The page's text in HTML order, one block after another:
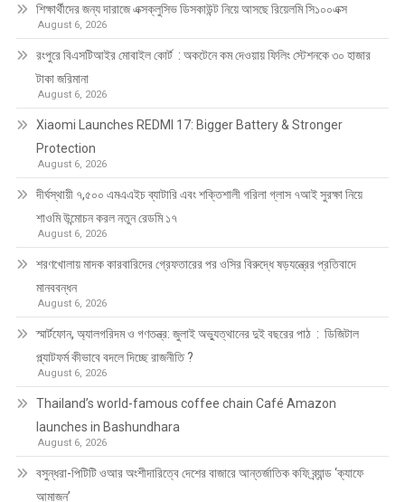
শিক্ষার্থীদের জন্য দারাজে এক্সক্লুসিভ ডিসকাউন্ট নিয়ে আসছে রিয়েলমি সি১০০এক্স
August 6, 2026
রংপুরে বিএসটিআইর মোবাইল কোর্ট : অকটেনে কম দেওয়ায় ফিলিং স্টেশনকে ৩০ হাজার
টাকা জরিমানা
August 6, 2026
Xiaomi Launches REDMI 17: Bigger Battery & Stronger
Protection
August 6, 2026
দীর্ঘস্থায়ী ৭,৫০০ এমএএইচ ব্যাটারি এবং শক্তিশালী গরিলা গ্লাস ৭আই সুরক্ষা নিয়ে
শাওমি উন্মোচন করল নতুন রেডমি ১৭
August 6, 2026
শরণখোলায় মাদক কারবারিদের গ্রেফতারের পর ওসির বিরুদ্ধে ষড়যন্ত্রের প্রতিবাদে
মানববন্ধন
August 6, 2026
স্মার্টফোন, অ্যালগরিদম ও গণতন্ত্র: জুলাই অভ্যুত্থানের দুই বছরের পাঠ : ডিজিটাল
প্ল্যাটফর্ম কীভাবে বদলে দিচ্ছে রাজনীতি ?
August 6, 2026
Thailand’s world-famous coffee chain Café Amazon
launches in Bashundhara
August 6, 2026
বসুন্ধরা-পিটিটি ওআর অংশীদারিত্বে দেশের বাজারে আন্তর্জাতিক কফি ব্র্যান্ড ‘ক্যাফে
আমাজন’